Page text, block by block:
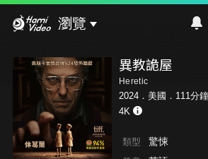
瀏覽
異教詭屋
Heretic
2024．美國．111分鐘
4K
類型 驚悚